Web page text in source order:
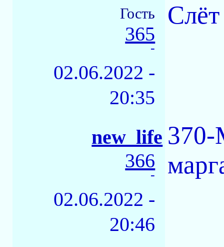
Гость
365
-
02.06.2022 -
20:35
new_life
366
-
02.06.2022 -
20:46
370-